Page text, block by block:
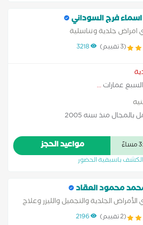
فرج السوداني
امراض جلدية وتناسلية
(3 تقييم) 3218
عمارات...
مواعيد الحجز
الكشف باسبقية الحضور
محمود العقاد
الجلدية والتجميل والليزر وعلاج
والعقم (2 تقييم) 2196